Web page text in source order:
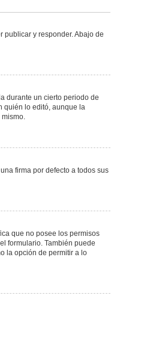
publicar y responder. Abajo de
durante un cierto periodo de
quién lo editó, aunque la
firma por defecto a todos sus
que no posee los permisos
formulario. También puede
la opción de permitir a lo